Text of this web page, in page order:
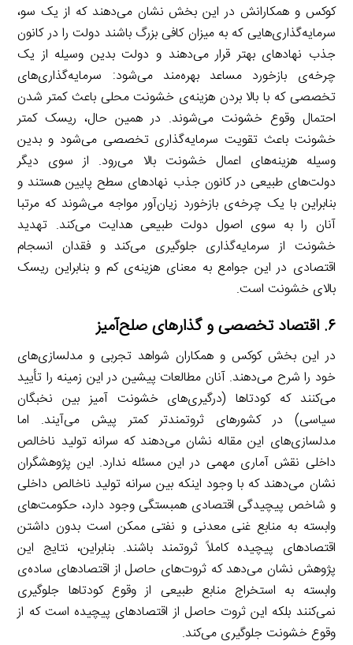
کوکس و همکارانش در این بخش نشان می‌دهند که از یک سو،
سرمایه‌گذاری‌هایی که به میزان کافی بزرگ باشند دولت را در کانون
جذب نهادهای بهتر قرار می‌دهند و دولت بدین وسیله از یک
چرخه‌ی بازخورد مساعد بهره‌مند می‌شود: سرمایه‌گذاری‌های
تخصصی که با بالا بردن هزینه‌ی خشونت محلی باعث کمتر شدن
احتمال وقوع خشونت می‌شوند. در همین حال، ریسک کمتر
خشونت باعث تقویت سرمایه‌گذاری تخصصی می‌شود و بدین
وسیله هزینه‌های اعمال خشونت بالا می‌رود. از سوی دیگر
دولت‌های طبیعی در کانون جذب نهادهای سطح پایین هستند و
بنابراین با یک چرخه‌ی بازخورد زیان‌آور مواجه می‌شوند که مرتبا
آنان را به سوی اصول دولت طبیعی هدایت می‌کند. تهدید
خشونت از سرمایه‌گذاری جلوگیری می‌کند و فقدان انسجام
اقتصادی در این جوامع به معنای هزینه‌ی کم و بنابراین ریسک
بالای خشونت است.
۶. اقتصاد تخصصی و گذارهای صلح‌آمیز
در این بخش کوکس و همکاران شواهد تجربی و مدلسازی‌های
خود را شرح می‌دهند. آنان مطالعات پیشین در این زمینه را تأیید
می‌کنند که کودتاها (درگیری‌های خشونت آمیز بین نخبگان
سیاسی) در کشورهای ثروتمندتر کمتر پیش می‌آیند. اما
مدلسازی‌های این مقاله نشان می‌دهند که سرانه تولید ناخالص
داخلی نقش آماری مهمی در این مسئله ندارد. این پژوهشگران
نشان می‌دهند که با وجود اینکه بین سرانه تولید ناخالص داخلی
و شاخص پیچیدگی اقتصادی همبستگی وجود دارد، حکومت‌های
وابسته به منابع غنی معدنی و نفتی ممکن است بدون داشتن
اقتصادهای پیچیده کاملاً ثروتمند باشند. بنابراین، نتایج این
پژوهش نشان می‌دهد که ثروت‌های حاصل از اقتصادهای ساده‌ی
وابسته به استخراج منابع طبیعی از وقوع کودتاها جلوگیری
نمی‌کنند بلکه این ثروت حاصل از اقتصادهای پیچیده است که از
وقوع خشونت جلوگیری می‌کند.